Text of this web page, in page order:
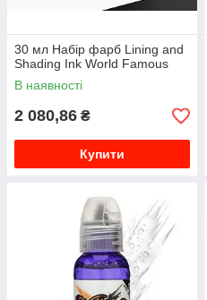
30 мл Набір фарб Lining and
Shading Ink World Famous
В наявності
2 080,86 ₴
Купити